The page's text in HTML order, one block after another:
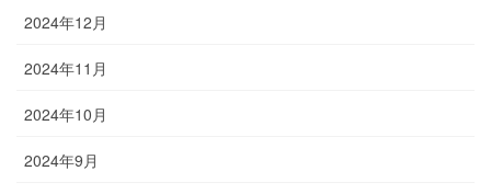
2024年12月
2024年11月
2024年10月
2024年9月